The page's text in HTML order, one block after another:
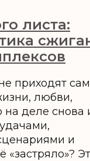
листа:
приходят
любви,
деле снова
и